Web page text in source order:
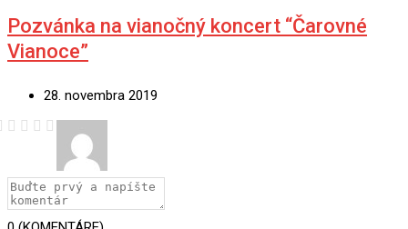
Pozvánka na vianočný koncert “Čarovné
Vianoce”
28. novembra 2019